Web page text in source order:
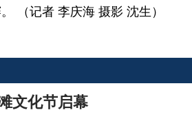
（记者 李庆海 摄影 沈生）
文化节启幕